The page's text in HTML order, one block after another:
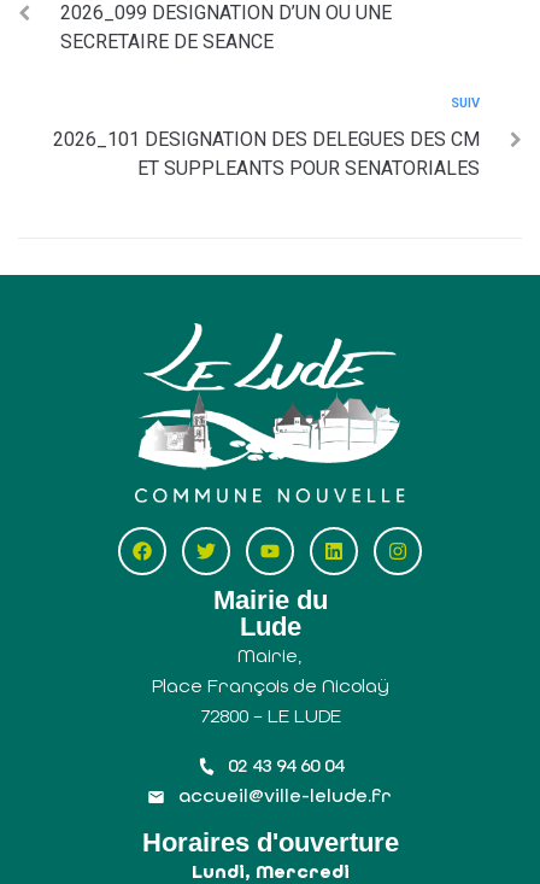
2026_099 DESIGNATION D’UN OU UNE
SECRETAIRE DE SEANCE
SUIV
2026_101 DESIGNATION DES DELEGUES DES CM
ET SUPPLEANTS POUR SENATORIALES
Mairie du
Lude
Mairie,
Place François de Nicolaÿ
72800 – LE LUDE
02 43 94 60 04
accueil@ville-lelude.fr
Horaires d'ouverture
Lundi, Mercredi